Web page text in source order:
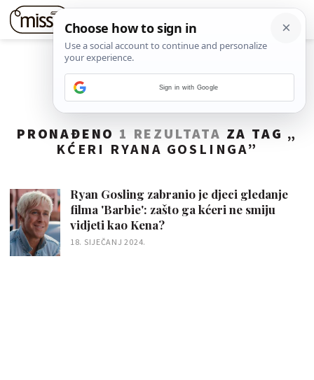
PRONAĐENO 1 REZULTATA ZA TAG „
KĆERI RYANA GOSLINGA”
Ryan Gosling zabranio je djeci gledanje
filma 'Barbie': zašto ga kćeri ne smiju
vidjeti kao Kena?
18. SIJEČANJ 2024.
Sign in with Google